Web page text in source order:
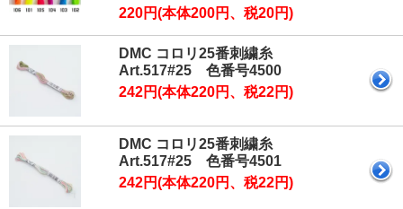
220円(本体200円、税20円)
DMC コロリ25番刺繍糸
Art.517#25 色番号4500
242円(本体220円、税22円)
DMC コロリ25番刺繍糸
Art.517#25 色番号4501
242円(本体220円、税22円)